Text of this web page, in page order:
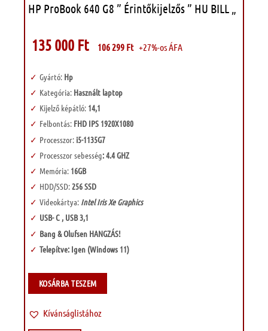
HP ProBook 640 G8 ” Érintőkijelzős ” HU BILL „
135 000 Ft 106 299 Ft +27%-os ÁFA
Gyártó: Hp
Kategória: Használt laptop
Kijelző képátló: 14,1
Felbontás: FHD IPS 1920X1080
Processzor:i5-1135G7
Processzor sebesség: 4.4 GHZ
Memória:16GB
HDD/SSD:256 SSD
Videokártya: Intel Iris Xe Graphics
USB- C , USB 3,1
Bang & Olufsen HANGZÁS!
Telepítve: Igen (Windows 11)
KOSÁRBA TESZEM
Kívánságlistához